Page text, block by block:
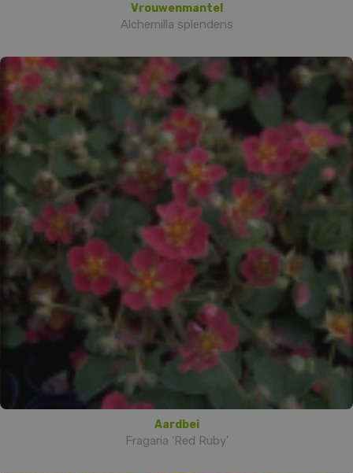
Vrouwenmantel
Alchemilla splendens
Aardbei
Fragaria 'Red Ruby'